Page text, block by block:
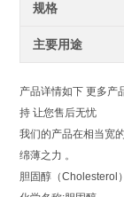
规格
主要用途
产品详情如下 更多产
持 让您售后无忧
我们的产品在相当宽
绵薄之力 。
胆固醇（Cholesterol